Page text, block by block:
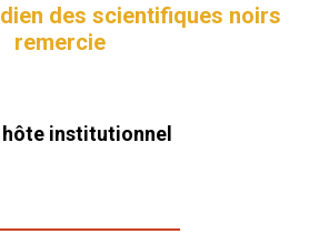
des scientifiques noirs
remercie
institutionnel